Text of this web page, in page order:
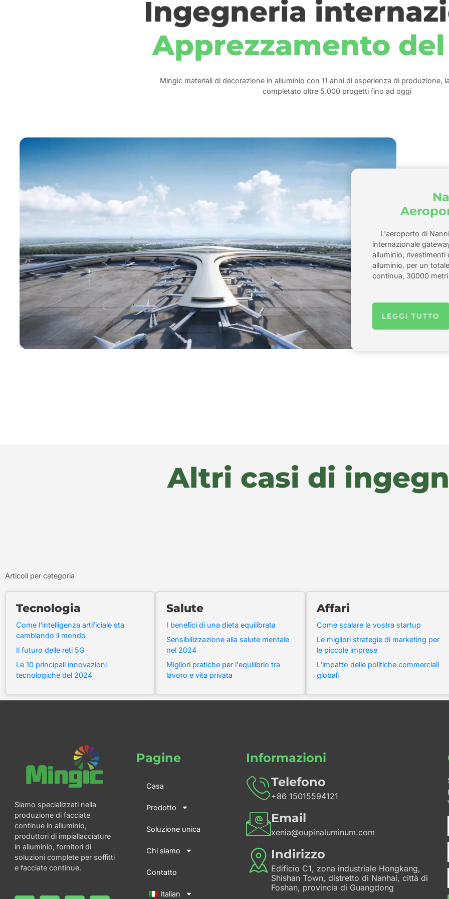
Ingegneria
Apprezzamento
Mingic materiali di decorazione in alluminio con 11 anni di esperienza di produzione,
completato oltre 5.000 progetti fino ad oggi
L'aeroporto di
internazionale
alluminio, rivestimenti
alluminio, per un
continua, 30000
LEGGI TUTTO
Altri casi di
Articoli per categoria
Tecnologia
Come l'intelligenza artificiale sta
cambiando il mondo
Il futuro delle reti 5G
Le 10 principali innovazioni
tecnologiche del 2024
Salute
I benefici di una dieta equilibrata
Sensibilizzazione alla salute mentale
nel 2024
Migliori pratiche per l'equilibrio tra
lavoro e vita privata
Affari
Come scalare la vostra startup
Le migliori strategie di marketing per
le piccole imprese
L'impatto delle politiche commerciali
globali
Siamo specializzati nella
produzione di facciate
continue in alluminio,
produttori di impiallacciature
in alluminio, fornitori di
soluzioni complete per soffitti
e facciate continue.
Pagine
Casa
Prodotto
Soluzione unica
Chi siamo
Contatto
Italian
Informazioni
Telefono
+86 15015594121
Email
xenia@oupinaluminum.com
Indirizzo
Edificio C1, zona industriale Hongkang,
Shishan Town, distretto di Nanhai, città di
Foshan, provincia di Guangdong